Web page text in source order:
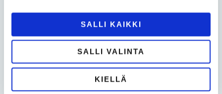
SALLI KAIKKI
SALLI VALINTA
KIELLÄ
Harrasteryhmien vakivuorot
varattavissa nyt
Uutiset/juhlatalotapiola
Juhlatalo Tapiolan omistajanvaihdoksen myötä
päivittyneet tilat tarjoavat monenlaisia mahdollisuuksia